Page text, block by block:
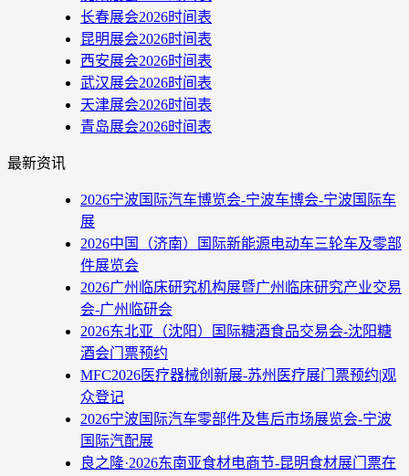
长春展会2026时间表
昆明展会2026时间表
西安展会2026时间表
武汉展会2026时间表
天津展会2026时间表
青岛展会2026时间表
最新资讯
2026宁波国际汽车博览会-宁波车博会-宁波国际车
展
2026中国（济南）国际新能源电动车三轮车及零部
件展览会
2026广州临床研究机构展暨广州临床研究产业交易
会-广州临研会
2026东北亚（沈阳）国际糖酒食品交易会-沈阳糖
酒会门票预约
MFC2026医疗器械创新展-苏州医疗展门票预约|观
众登记
2026宁波国际汽车零部件及售后市场展览会-宁波
国际汽配展
良之隆·2026东南亚食材电商节-昆明食材展门票在